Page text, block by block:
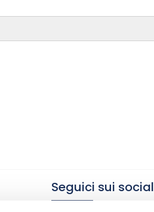
Seguici sui social